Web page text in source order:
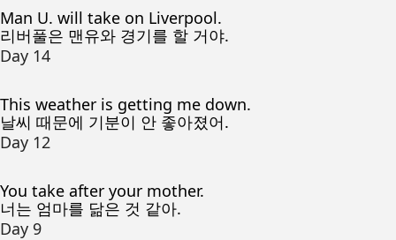
Man U. will take on Liverpool.
리버풀은 맨유와 경기를 할 거야.
Day 14
This weather is getting me down.
날씨 때문에 기분이 안 좋아졌어.
Day 12
You take after your mother.
너는 엄마를 닮은 것 같아.
Day 9